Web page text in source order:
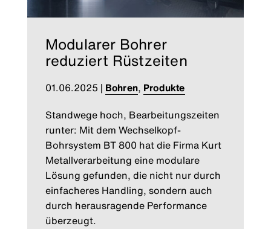
Modularer Bohrer
reduziert Rüstzeiten
01.06.2025 | Bohren, Produkte
Standwege hoch, Bearbeitungszeiten
runter: Mit dem Wechselkopf-
Bohrsystem BT 800 hat die Firma Kurt
Metallverarbeitung eine modulare
Lösung gefunden, die nicht nur durch
einfacheres Handling, sondern auch
durch herausragende Performance
überzeugt.